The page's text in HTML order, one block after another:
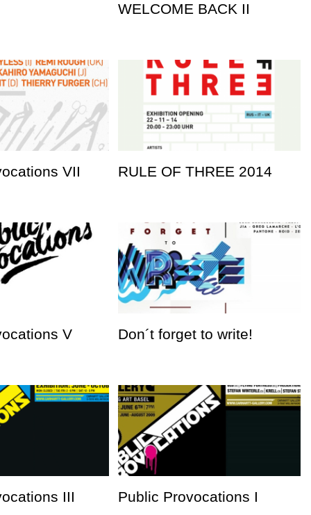
WELCOME BACK II
VII RULE OF THREE 2014
V Don´t forget to write!
III Public Provocations I